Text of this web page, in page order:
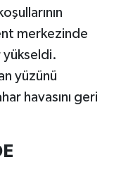
merkezinde
yükseldi.
yüzünü
havasını geri